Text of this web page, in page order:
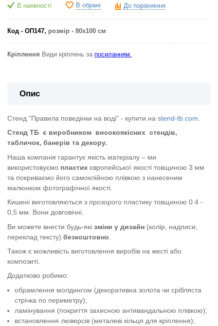
В наявності В обрані До порівняння
Код - ОП147, розмір - 80х100 см
Кріплення Види кріплень за посиланням.
Опис
Стенд "Правила поведінки на воді" - купити на stend-tb.com.
Стенд ТБ є виробником високоякісних стендів,
табличок, банерів та декору.
Наша компанія гарантує якість матеріалу – ми
використовуємо пластик європейської якості товщиною 3 мм
та покриваємо його самоклійною плівкою з нанесеним
малюнком фотографічної якості.
Кишені виготовляються з прозорого пластику товщиною 0.4 -
0,5 мм. Вони довговічні.
Ви можете внести будь-які зміни у дизайн (колір, надписи,
переклад тексту) безкоштовно
Також є можливість виготовлення виробів на жесті або
композиті.
Додатково робимо:
обрамлення молдингом (декоративна золота чи срібляста
стрічка по периметру);
ламінування (покриття захисною антивандальною плівкою);
встановлення люверсів (металеві кільця для кріплення);